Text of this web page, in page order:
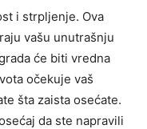
i strpljenje. Ova
vašu unutrašnju
će biti vredna
očekuje vaš
šta zaista osećate.
da ste napravili